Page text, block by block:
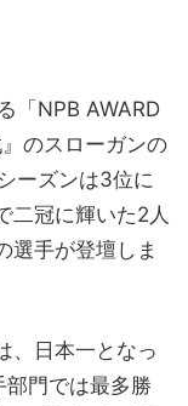
「NPB AWARD
のスローガンの
ーズンは3位に
二冠に輝いた2人
選手が登壇しま
、日本一となっ
門では最多勝